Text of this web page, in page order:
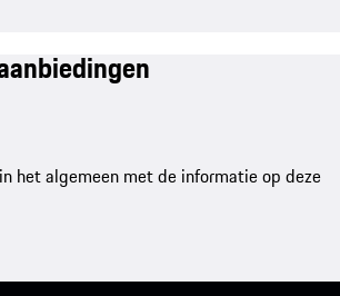
het algemeen met de informatie op deze